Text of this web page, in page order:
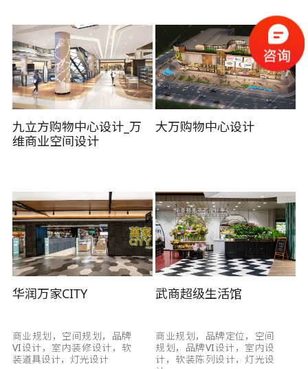
九立方购物中心设计_万
维商业空间设计
大万购物中心设计
华润万家CITY
商业规划，空间规划，品牌
VI设计，室内装修设计，软
装道具设计，灯光设计
武商超级生活馆
商业规划，品牌定位，空间
规划，品牌VI设计，室内设
计，软装陈列设计，灯光设